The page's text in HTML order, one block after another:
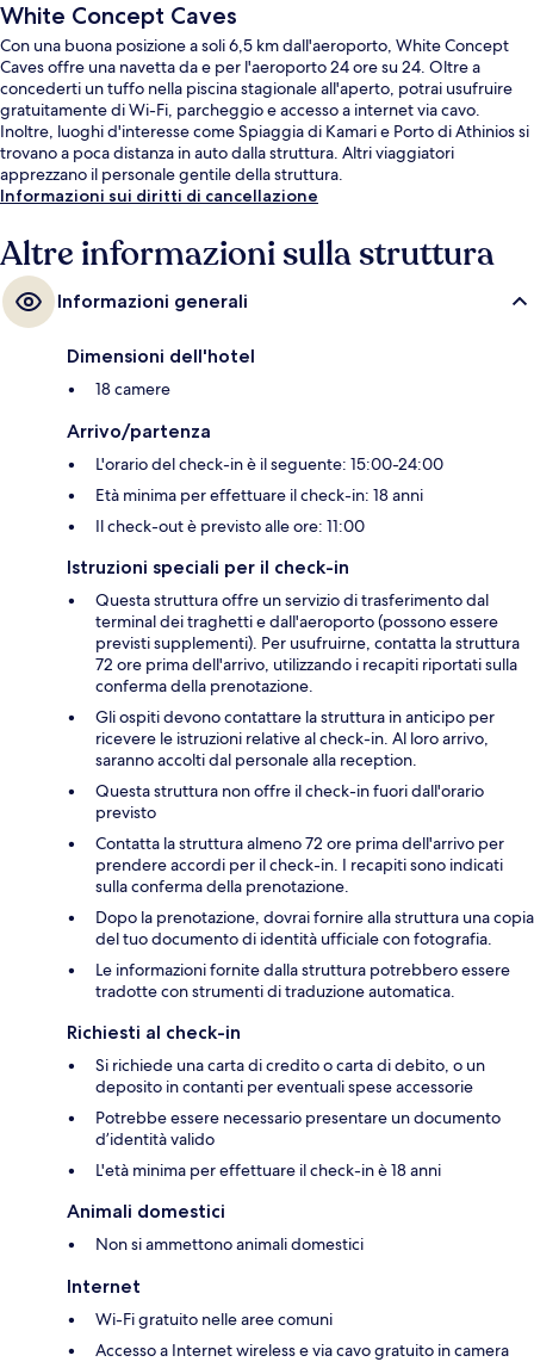
White Concept Caves
Con una buona posizione a soli 6,5 km dall'aeroporto, White Concept
Caves offre una navetta da e per l'aeroporto 24 ore su 24. Oltre a
concederti un tuffo nella piscina stagionale all'aperto, potrai usufruire
gratuitamente di Wi-Fi, parcheggio e accesso a internet via cavo.
Inoltre, luoghi d'interesse come Spiaggia di Kamari e Porto di Athinios si
trovano a poca distanza in auto dalla struttura. Altri viaggiatori
apprezzano il personale gentile della struttura.
Informazioni sui diritti di cancellazione
Altre informazioni sulla struttura
Informazioni generali
Dimensioni dell'hotel
18 camere
Arrivo/partenza
L'orario del check-in è il seguente: 15:00-24:00
Età minima per effettuare il check-in: 18 anni
Il check-out è previsto alle ore: 11:00
Istruzioni speciali per il check-in
Questa struttura offre un servizio di trasferimento dal
terminal dei traghetti e dall'aeroporto (possono essere
previsti supplementi). Per usufruirne, contatta la struttura
72 ore prima dell'arrivo, utilizzando i recapiti riportati sulla
conferma della prenotazione.
Gli ospiti devono contattare la struttura in anticipo per
ricevere le istruzioni relative al check-in. Al loro arrivo,
saranno accolti dal personale alla reception.
Questa struttura non offre il check-in fuori dall'orario
previsto
Contatta la struttura almeno 72 ore prima dell'arrivo per
prendere accordi per il check-in. I recapiti sono indicati
sulla conferma della prenotazione.
Dopo la prenotazione, dovrai fornire alla struttura una copia
del tuo documento di identità ufficiale con fotografia.
Le informazioni fornite dalla struttura potrebbero essere
tradotte con strumenti di traduzione automatica.
Richiesti al check-in
Si richiede una carta di credito o carta di debito, o un
deposito in contanti per eventuali spese accessorie
Potrebbe essere necessario presentare un documento
d’identità valido
L'età minima per effettuare il check-in è 18 anni
Animali domestici
Non si ammettono animali domestici
Internet
Wi-Fi gratuito nelle aree comuni
Accesso a Internet wireless e via cavo gratuito in camera